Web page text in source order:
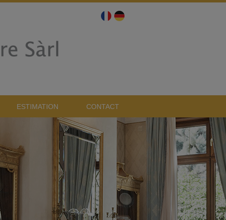
ESTIMATION CONTACT